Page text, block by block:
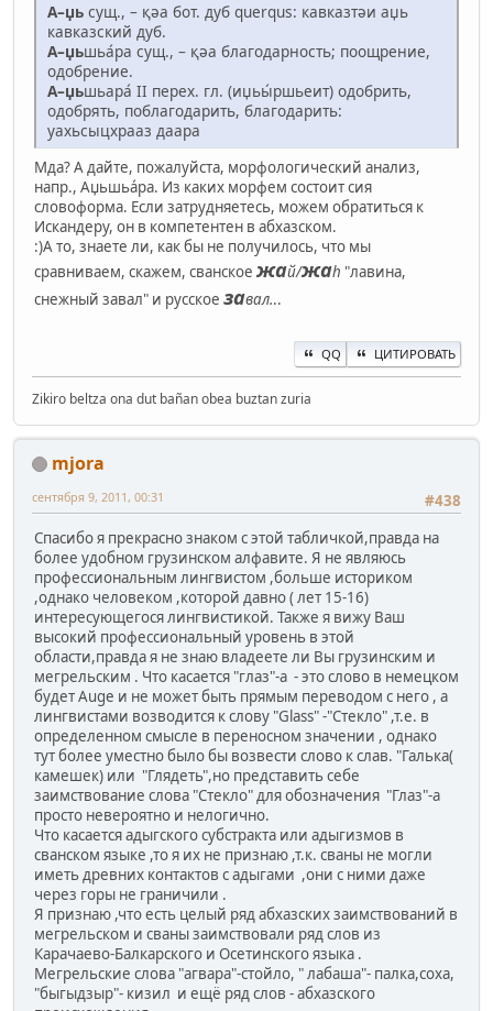
А–џь сущ., – қәа бот. дуб querqus: кавказтәи аџь
кавказский дуб.
А–џьшьа́ра сущ., – қәа благодарность; поощрение,
одобрение.
А–џьшьара́ II перех. гл. (иџьы́ршьеит) одобрить,
одобрять, поблагодарить, благодарить:
уахьсыцхрааз даара
Мда? А дайте, пожалуйста, морфологический анализ,
напр., Аџьшьа́ра. Из каких морфем состоит сия
словоформа. Если затрудняетесь, можем обратиться к
Искандеру, он в компетентен в абхазском.
:)А то, знаете ли, как бы не получилось, что мы
сравниваем, скажем, сванское жай/жаh "лавина,
снежный завал" и русское завал...
QQ ЦИТИРОВАТЬ
Zikiro beltza ona dut bañan obea buztan zuria
mjora
#438
сентября 9, 2011, 00:31
Спасибо я прекрасно знаком с этой табличкой,правда на
более удобном грузинском алфавите. Я не являюсь
профессиональным лингвистом ,больше историком
,однако человеком ,которой давно ( лет 15-16)
интересующегося лингвистикой. Также я вижу Ваш
высокий профессиональный уровень в этой
области,правда я не знаю владеете ли Вы грузинским и
мегрельским . Что касается "глаз"-а - это слово в немецком
будет Auge и не может быть прямым переводом с него , а
лингвистами возводится к слову "Glass" -"Стекло" ,т.е. в
определенном смысле в переносном значении , однако
тут более уместно было бы возвести слово к слав. "Галька(
камешек) или "Глядеть",но представить себе
заимствование слова "Стекло" для обозначения "Глаз"-а
просто невероятно и нелогично.
Что касается адыгского субстракта или адыгизмов в
сванском языке ,то я их не признаю ,т.к. сваны не могли
иметь древних контактов с адыгами ,они с ними даже
через горы не граничили .
Я признаю ,что есть целый ряд абхазских заимствований в
мегрельском и сваны заимствовали ряд слов из
Карачаево-Балкарского и Осетинского языка .
Мегрельские слова "агвара"-стойло, " лабаша"- палка,соха,
"быгыдзыр"- кизил и ещё ряд слов - абхазского